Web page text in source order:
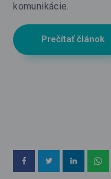
komunikácie.
Prečítať článok